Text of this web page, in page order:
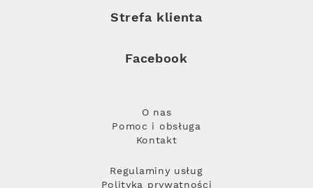
Strefa klienta
Facebook
O nas
Pomoc i obsługa
Kontakt
Regulaminy usług
Polityka prywatności